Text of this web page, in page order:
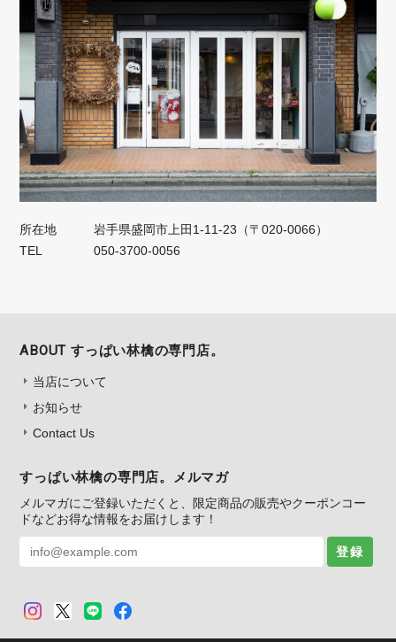
所在地
岩手県盛岡市上田1‐11‐23（〒020-0066）
TEL
050‐3700‐0056
ABOUT すっぱい林檎の専門店。
当店について
お知らせ
Contact Us
すっぱい林檎の専門店。メルマガ
メルマガにご登録いただくと、限定商品の販売やクーポンコー
ドなどお得な情報をお届けします！
登録